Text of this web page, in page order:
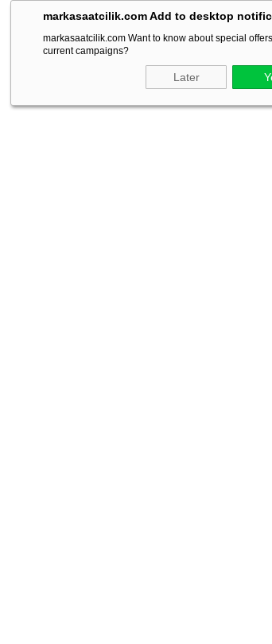
markasaatcilik.com Add to desktop
markasaatcilik.com Want to know about special
current campaigns?
Later